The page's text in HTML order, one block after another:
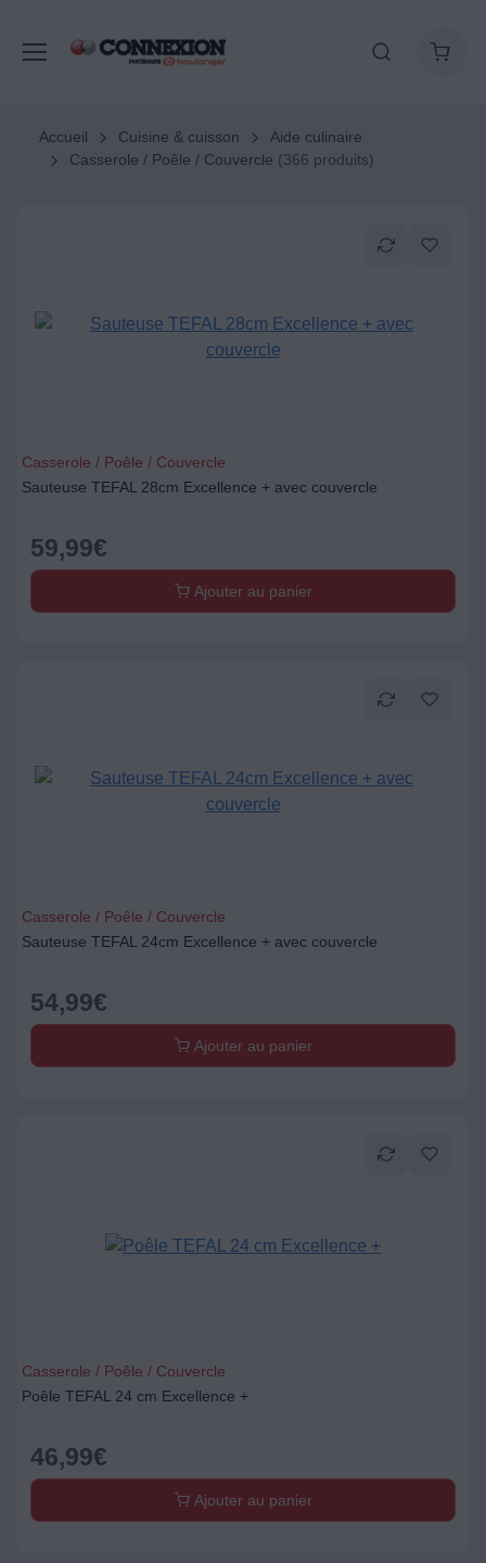
Accueil Cuisine & cuisson
Aide culinaire
Casserole / Poêle / Couvercle (366 produits)
Casserole / Poêle / Couvercle
Sauteuse TEFAL 28cm Excellence + avec couvercle
59,99€
Ajouter au panier
Casserole / Poêle / Couvercle
Sauteuse TEFAL 24cm Excellence + avec couvercle
54,99€
Ajouter au panier
Casserole / Poêle / Couvercle
Poêle TEFAL 24 cm Excellence +
46,99€
Ajouter au panier